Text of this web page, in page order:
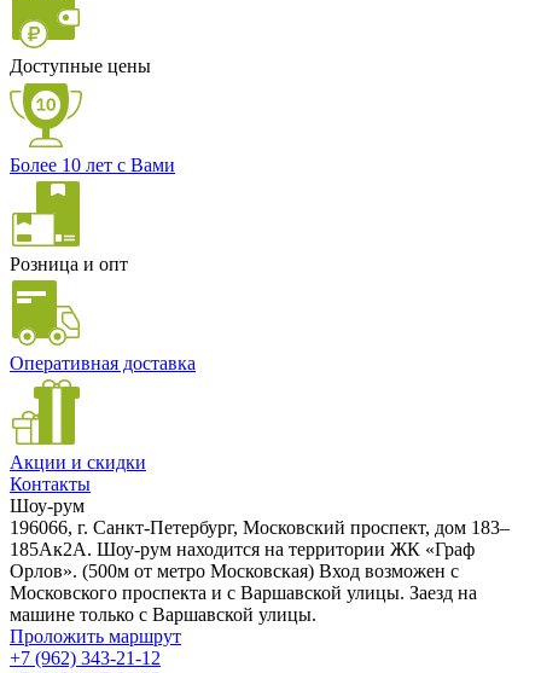
Доступные цены
Более 10 лет с Вами
Розница и опт
Оперативная доставка
Акции и скидки
Контакты
Шоу-рум
196066, г. Санкт-Петербург, Московский проспект, дом 183–
185Ак2А. Шоу-рум находится на территории ЖК «Граф
Орлов». (500м от метро Московская) Вход возможен с
Московского проспекта и с Варшавской улицы. Заезд на
машине только с Варшавской улицы.
Проложить маршрут
+7 (962) 343-21-12